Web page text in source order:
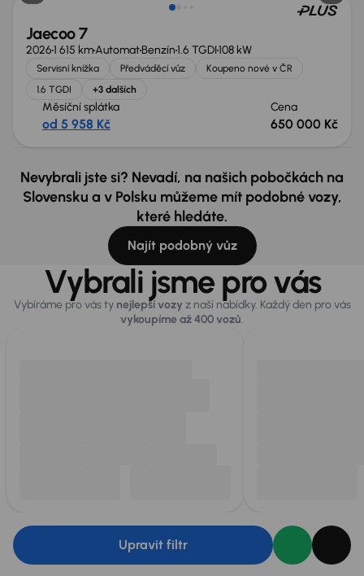
Jaecoo 7
20261 615 kmAutomatBenzín1.6 TGDI108 kW
Servisní knížka Předváděcí vůz
Koupeno nové v ČR
1.6 TGDI
+3 dalších
Měsíční splátka
od 5 958 Kč
Cena
650 000 Kč
Nevybrali jste si? Nevadí, na našich pobočkách na
Slovensku a v Polsku můžeme mít podobné vozy,
které hledáte.
Najít podobný vůz
Vybrali jsme pro vás
Vybíráme pro vás ty nejlepší vozy z naší nabídky. Každý den pro vás
vykoupíme až 400 vozů.
Upravit filtr